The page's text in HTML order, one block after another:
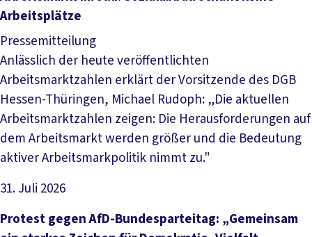
Arbeitsplätze
Pressemitteilung
Anlässlich der heute veröffentlichten
Arbeitsmarktzahlen erklärt der Vorsitzende des DGB
Hessen-Thüringen, Michael Rudoph: „Die aktuellen
Arbeitsmarktzahlen zeigen: Die Herausforderungen auf
dem Arbeitsmarkt werden größer und die Bedeutung
aktiver Arbeitsmarkpolitik nimmt zu."
31. Juli 2026
Artikel lesen
Protest gegen AfD-Bundesparteitag: „Gemeinsam